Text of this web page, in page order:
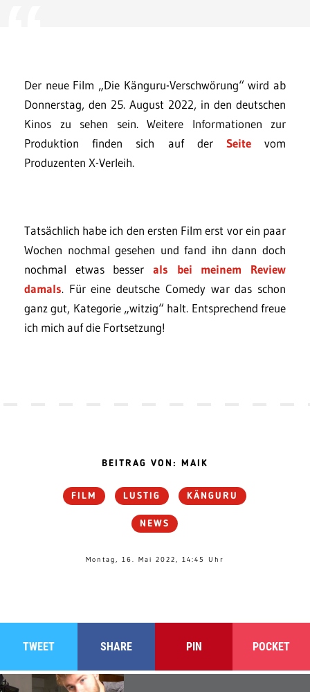
Der neue Film „Die Känguru-Verschwörung“ wird ab
Donnerstag, den 25. August 2022, in den deutschen
Kinos zu sehen sein. Weitere Informationen zur
Produktion finden sich auf der Seitevom
Produzenten X-Verleih.
Tatsächlich habe ich den ersten Film erst vor ein paar
Wochen nochmal gesehen und fand ihn dann doch
nochmal etwas besser als bei meinem Review
damals. Für eine deutsche Comedy war das schon
ganz gut, Kategorie „witzig“ halt. Entsprechend freue
ich mich auf die Fortsetzung!
BEITRAG VON: MAIK
FILM LUSTIG KÄNGURU
NEWS
Montag, 16. Mai 2022, 14:45 Uhr
TWEET SHARE PIN POCKET